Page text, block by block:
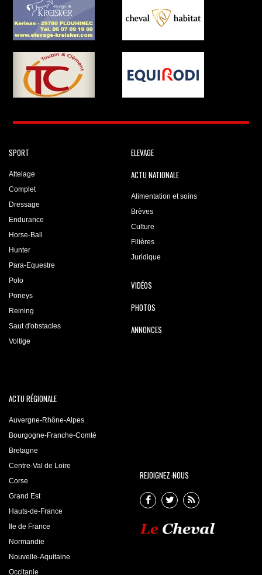
SPORT
Attelage
Complet
Dressage
Endurance
Horse-Ball
Hunter
Para-Equestre
Polo
Poneys
Reining
Saut d'obstacles
Voltige
ELEVAGE
ACTU NATIONALE
Alimentation et soins
Brèves
Culture
Filières
Juridique
VIDÉOS
PHOTOS
ANNONCES
ACTU RÉGIONALE
Auvergne-Rhône-Alpes
Bourgogne-Franche-Comté
Bretagne
Centre-Val de Loire
Corse
Grand Est
Hauts-de-France
Ile de France
Normandie
Nouvelle-Aquitaine
Occitanie
REJOIGNEZ-NOUS